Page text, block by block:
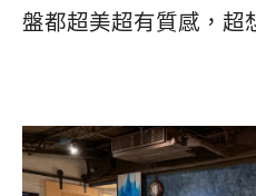
盤都超美超有質感，超